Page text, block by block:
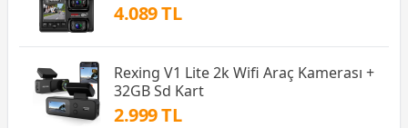
4.089 TL
Rexing V1 Lite 2k Wifi Araç Kamerası +
32GB Sd Kart
2.999 TL